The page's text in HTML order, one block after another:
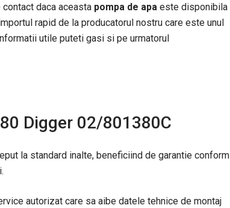
daca aceasta pompa de apa este disponibila
rapid de la producatorul nostru care este unul
utile puteti gasi si pe urmatorul
Digger 02/801380C
la standard inalte, beneficiind de garantie conform
autorizat care sa aibe datele tehnice de montaj